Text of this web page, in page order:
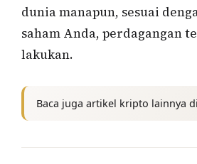
dunia manapun, sesuai
saham Anda, perdagangan
lakukan.
Baca juga artikel kripto lainnya di